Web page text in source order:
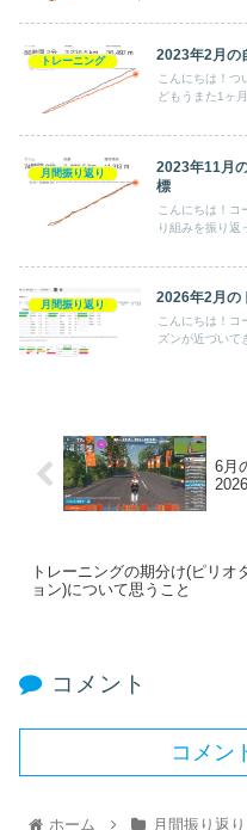
トレーニング 2023年2月の
こんにちは！
どもうまた1ヶ
月間振り返り
2023年11月
標
こんにちは！コーヤマです！ 2023
り組みを振り返
月間振り返り 2026年2月の
こんにちは！コーヤマです！ 少しず
ズンが近づいて
6月
トレーニングの期分け(ピリオ
ョン)について思うこと
コメント
コメン
ホーム 月間振り返り